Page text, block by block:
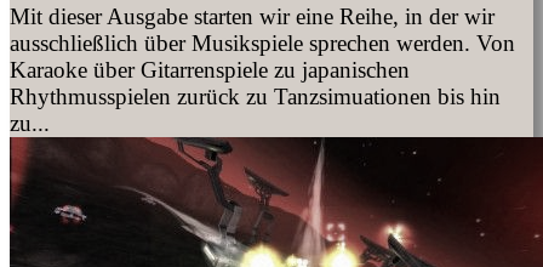
Mit dieser Ausgabe starten wir eine Reihe, in der wir
ausschließlich über Musikspiele sprechen werden. Von
Karaoke über Gitarrenspiele zu japanischen
Rhythmusspielen zurück zu Tanzsimuationen bis hin
zu...